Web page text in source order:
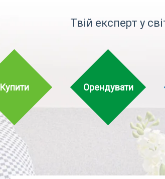
Твій експерт у
Купити Орендувати